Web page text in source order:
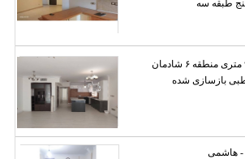
طبقه سه
تهران فروش آپارتمان ۹۷ متری منطقه ۶ شادمان
بازسازی شده